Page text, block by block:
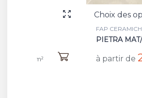
Choix des options
FAP CERAMICHE - Carrelage
PIETRA MAT/RET
à partir de 25,25 € /m²